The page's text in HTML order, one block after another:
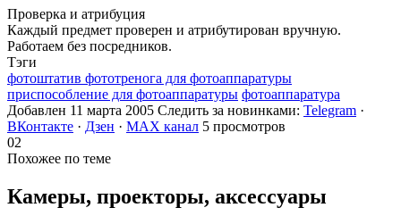
Проверка и атрибуция
Каждый предмет проверен и атрибутирован вручную.
Работаем без посредников.
Тэги
фотоштатив фототренога для фотоаппаратуры
приспособление для фотоаппаратуры фотоаппаратура
Добавлен 11 марта 2005 Следить за новинками: Telegram ·
ВКонтакте · Дзен · MAX канал 5 просмотров
02
Похожее по теме
Камеры, проекторы, аксессуары